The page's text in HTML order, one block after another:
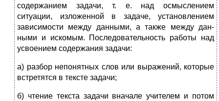
содержанием задачи, т. е. над осмыслением
ситуации, изложенной в задаче, установлением
зависимости между данными, а также между дан­
ными и искомым. Последовательность работы над
усвоением содержания задачи:
а) разбор непонятных слов или выражений, которые
встретятся в тексте задачи;
б) чтение текста задачи вначале учителем и потом